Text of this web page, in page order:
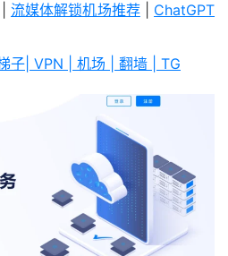
流媒体解锁机场推荐| ChatGPT
子| VPN | 机场 | 翻墙 | TG